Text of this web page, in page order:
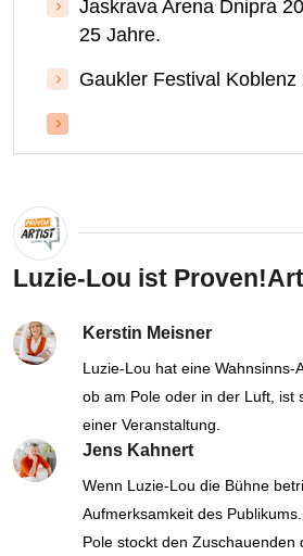
Jaskrava Arena Dnipra
25 Jahre.
Gaukler Festival Koblenz
Luzie-Lou ist
Kerstin Meisner
Luzie-Lou hat eine Wahnsinns-
ob am Pole oder in der Luft, ist
einer Veranstaltung.
Jens Kahnert
Wenn Luzie-Lou die Bühne
Aufmerksamkeit des
Pole stockt den Zuschauenden